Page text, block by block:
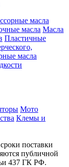
масла
масла Масла
Пластичные
масла
Мото
Клемы и
поставки
публичной
437 ГК РФ.